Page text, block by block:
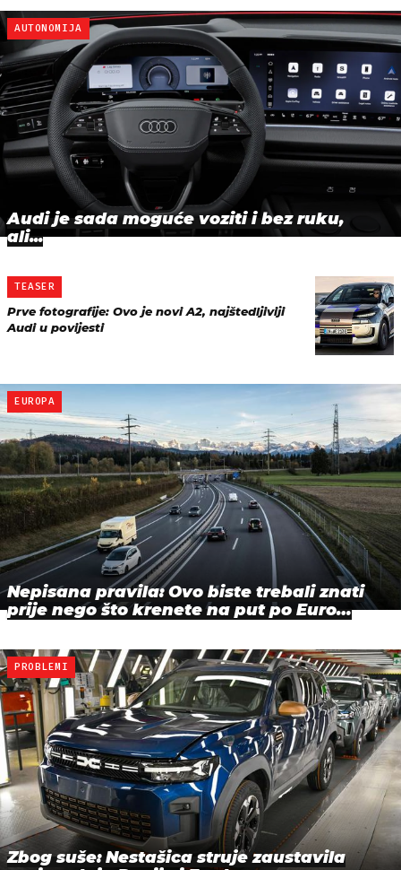
AUTONOMIJA
Audi je sada moguće voziti i bez ruku,
ali...
TEASER
Prve fotografije: Ovo je novi A2, najštedljiviji
Audi u povijesti
EUROPA
Nepisana pravila: Ovo biste trebali znati
prije nego što krenete na put po Euro…
PROBLEMI
Zbog suše: Nestašica struje zaustavila